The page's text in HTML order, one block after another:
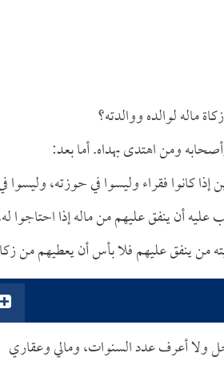
ماله لوالده ووالدته؟
ومن اهتدى بهداه. أما بعد:
كانوا فقراء وليسوا في حوزته، وليسوا
أن ينفق عليهم من ماله إذا احتاجوا
من ينفق عليهم فلا بأس أن يعطيهم من
ولا أعرف عدد السنوات، ومالي وعقاري